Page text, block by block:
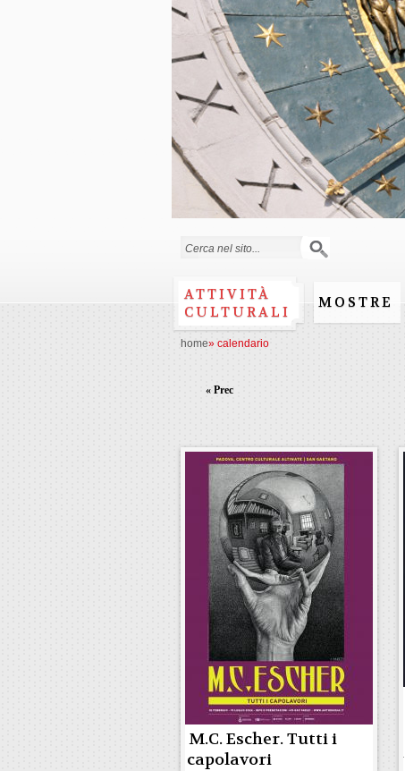
Form di ricerca
ATTIVITÀ
CULTURALI
MOSTRE
home» calendario
« Prec
M.C. Escher. Tutti i
capolavori